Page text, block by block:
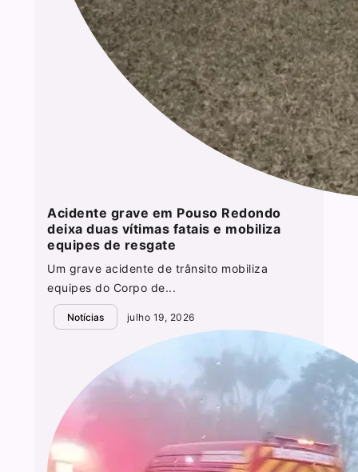
Acidente grave em Pouso Redondo
deixa duas vítimas fatais e mobiliza
equipes de resgate
Um grave acidente de trânsito mobiliza
equipes do Corpo de...
Notícias julho 19, 2026